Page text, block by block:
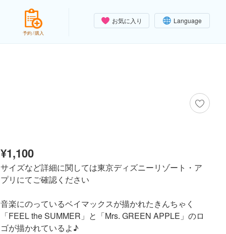
お気に入り Language
予約 / 購入
¥1,100
サイズなど詳細に関しては東京ディズニーリゾート・ア
プリにてご確認ください
音楽にのっているベイマックスが描かれたきんちゃく
「FEEL the SUMMER」と「Mrs. GREEN APPLE」のロ
ゴが描かれているよ♪